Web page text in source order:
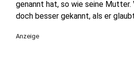
genannt hat, so wie seine
doch besser gekannt, als er
Anzeige